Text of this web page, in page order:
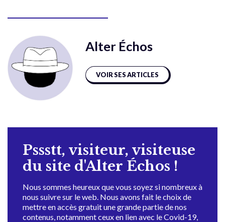
Alter Échos
VOIR SES ARTICLES
Pssstt, visiteur, visiteuse
du site d'Alter Échos !
Nous sommes heureux que vous soyez si nombreux à
nous suivre sur le web. Nous avons fait le choix de
mettre en accès gratuit une grande partie de nos
contenus, notamment ceux en lien avec le Covid-19,